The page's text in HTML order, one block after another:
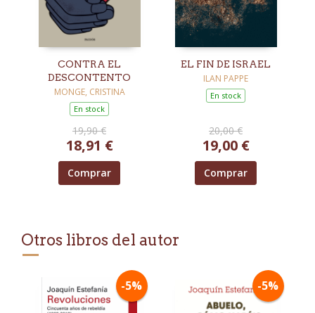
CONTRA EL
DESCONTENTO
MONGE, CRISTINA
En stock
19,90 €
18,91 €
Comprar
EL FIN DE ISRAEL
ILAN PAPPE
En stock
20,00 €
19,00 €
Comprar
Otros libros del autor
-5% -5%